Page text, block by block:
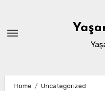
content
Home
Uncategorized